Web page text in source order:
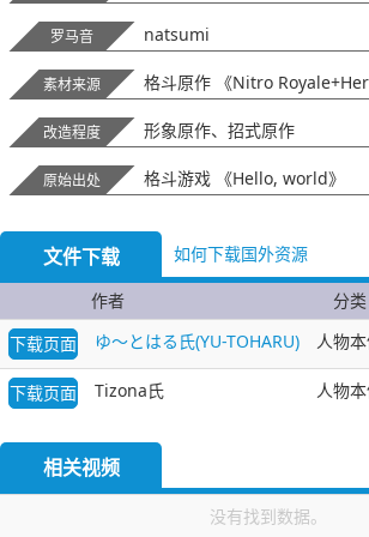
罗马音 natsumi
素材来源 格斗原作 《Nitro
改造程度 形象原作、招式原作
原始出处 格斗游戏 《Hello, world》
文件下载 如何下载国外资源
作者 分类
下载页面
ゆ～とはる氏(YU-TOHARU) 人物
下载页面 Tizona氏 人物
相关视频
没有找到数据。